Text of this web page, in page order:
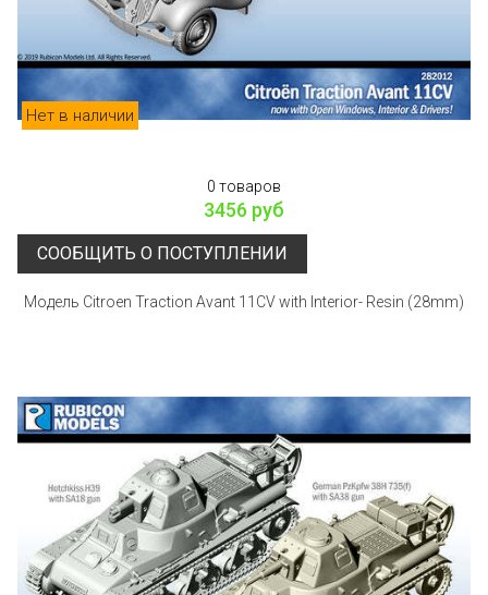
Нет в наличии
0 товаров
3456 руб
СООБЩИТЬ О ПОСТУПЛЕНИИ
Модель Citroen Traction Avant 11CV with Interior- Resin (28mm)